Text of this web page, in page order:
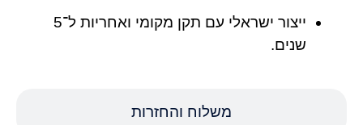
משלוח והחזרות
ייצור ישראלי עם תקן מקומי ואחריות ל־5
שנים.